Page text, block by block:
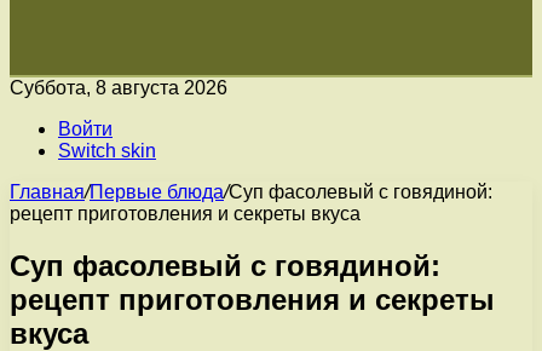
Суббота, 8 августа 2026
Войти
Switch skin
Главная/Первые блюда/Суп фасолевый с говядиной:
рецепт приготовления и секреты вкуса
Суп фасолевый с говядиной:
рецепт приготовления и секреты
вкуса